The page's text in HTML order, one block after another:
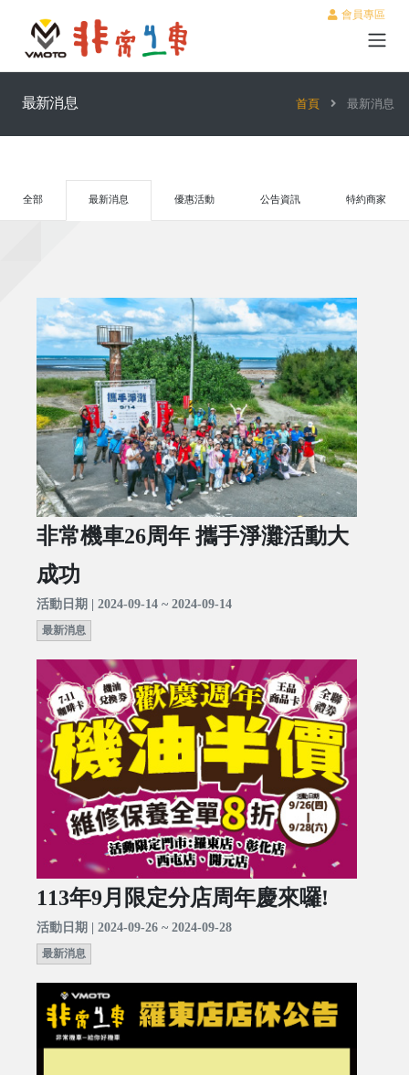
會員專區
最新消息 首頁 最新消息
全部 最新消息 優惠活動 公告資訊 特約商家
非常機車26周年 攜手淨灘活動大
成功
活動日期 | 2024-09-14 ~ 2024-09-14
最新消息
113年9月限定分店周年慶來囉!
活動日期 | 2024-09-26 ~ 2024-09-28
最新消息